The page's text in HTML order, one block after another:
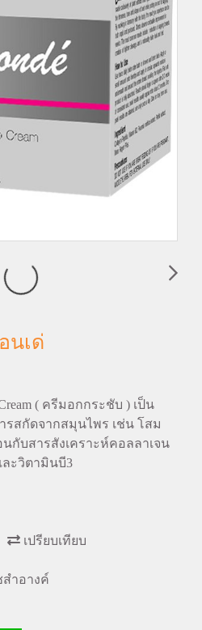
นเด่
Cream ( ครีมอกกระชับ ) เป็น
สกัดจากสมุนไพร เช่น โสม
กับสารสังเคราะห์คอลลาเจน
ะวิตามินบี3
เปรียบเทียบ
ำอางค์